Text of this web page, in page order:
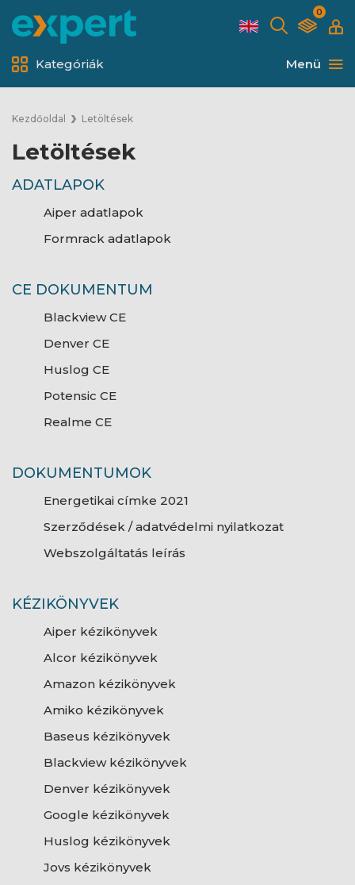
0
Menü
Kategóriák
Kezdőoldal Letöltések
Letöltések
ADATLAPOK
Aiper adatlapok
Formrack adatlapok
CE DOKUMENTUM
Blackview CE
Denver CE
Huslog CE
Potensic CE
Realme CE
DOKUMENTUMOK
Energetikai címke 2021
Szerződések / adatvédelmi nyilatkozat
Webszolgáltatás leírás
KÉZIKÖNYVEK
Aiper kézikönyvek
Alcor kézikönyvek
Amazon kézikönyvek
Amiko kézikönyvek
Baseus kézikönyvek
Blackview kézikönyvek
Denver kézikönyvek
Google kézikönyvek
Huslog kézikönyvek
Jovs kézikönyvek